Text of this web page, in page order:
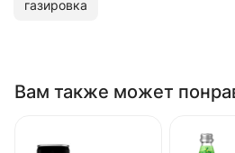
газировка
Вам также может